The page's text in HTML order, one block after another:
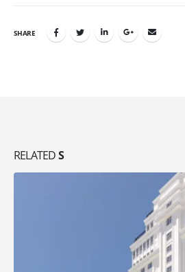
SHARE
RELATEDS